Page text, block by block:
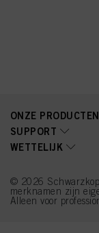
ONZE PRODUCTEN
SUPPORT
WETTELIJK
© 2026
merknamen zijn
Alleen voor